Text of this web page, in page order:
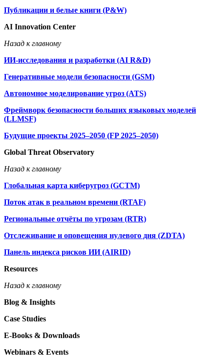
Публикации и белые книги (P&W)
AI Innovation Center
Назад к главному
ИИ-исследования и разработки (AI R&D)
Генеративные модели безопасности (GSM)
Автономное моделирование угроз (ATS)
Фреймворк безопасности больших языковых моделей
(LLMSF)
Будущие проекты 2025–2050 (FP 2025–2050)
Global Threat Observatory
Назад к главному
Глобальная карта киберугроз (GCTM)
Поток атак в реальном времени (RTAF)
Региональные отчёты по угрозам (RTR)
Отслеживание и оповещения нулевого дня (ZDTA)
Панель индекса рисков ИИ (AIRID)
Resources
Назад к главному
Blog & Insights
Case Studies
E-Books & Downloads
Webinars & Events